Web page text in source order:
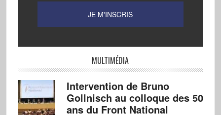
MULTIMÉDIA
Intervention de Bruno
Gollnisch au colloque des 50
ans du Front National